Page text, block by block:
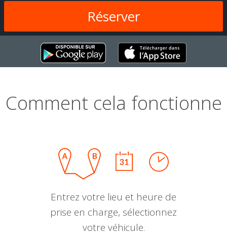
Comment cela fonctionne
Entrez votre lieu et heure de
prise en charge, sélectionnez
votre véhicule.